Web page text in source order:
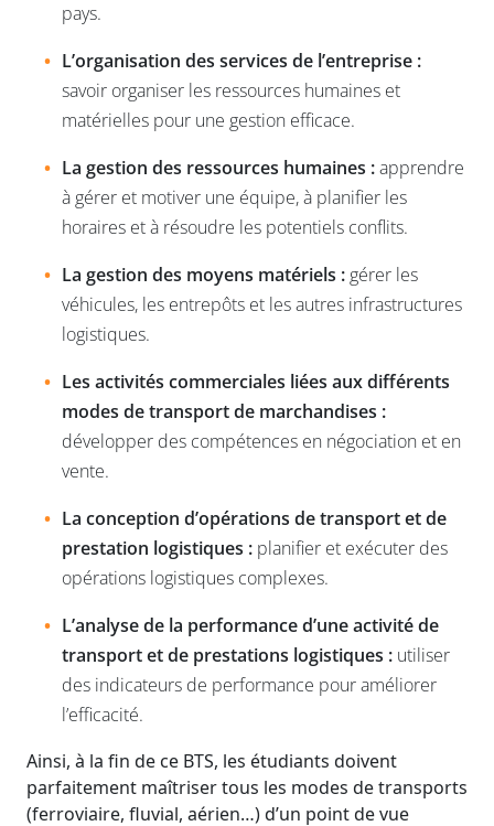
pays.
L’organisation des services de l’entreprise :
savoir organiser les ressources humaines et
matérielles pour une gestion efficace.
La gestion des ressources humaines :apprendre
à gérer et motiver une équipe, à planifier les
horaires et à résoudre les potentiels conflits.
La gestion des moyens matériels : gérer les
véhicules, les entrepôts et les autres infrastructures
logistiques.
Les activités commerciales liées aux différents
modes de transport de marchandises :
développer des compétences en négociation et en
vente.
La conception d’opérations de transport et de
prestation logistiques : planifier et exécuter des
opérations logistiques complexes.
L’analyse de la performance d’une activité de
transport et de prestations logistiques : utiliser
des indicateurs de performance pour améliorer
l’efficacité.
Ainsi, à la fin de ce BTS, les étudiants doivent
parfaitement maîtriser tous les modes de transports
(ferroviaire, fluvial, aérien…) d’un point de vue